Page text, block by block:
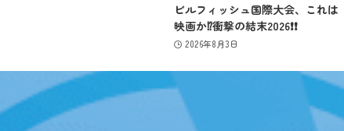
ビルフィッシュ国際大会、これは
映画か⁉️衝撃の結末2026❗️❗️
2026年8月3日